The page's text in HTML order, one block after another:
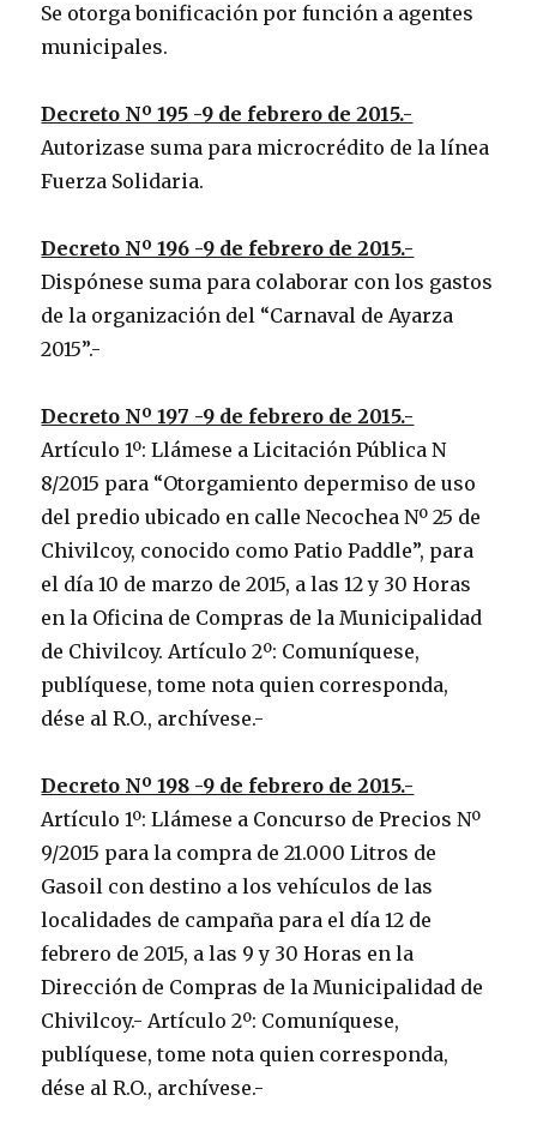
Se otorga bonificación por función a agentes
municipales.
Decreto Nº 195 -9 de febrero de 2015.-
Autorizase suma para microcrédito de la línea
Fuerza Solidaria.
Decreto Nº 196 -9 de febrero de 2015.-
Dispónese suma para colaborar con los gastos
de la organización del “Carnaval de Ayarza
2015”.-
Decreto Nº 197 -9 de febrero de 2015.-
Artículo 1º: Llámese a Licitación Pública N
8/2015 para “Otorgamiento depermiso de uso
del predio ubicado en calle Necochea Nº 25 de
Chivilcoy, conocido como Patio Paddle”, para
el día 10 de marzo de 2015, a las 12 y 30 Horas
en la Oficina de Compras de la Municipalidad
de Chivilcoy. Artículo 2º: Comuníquese,
publíquese, tome nota quien corresponda,
dése al R.O., archívese.-
Decreto Nº 198 -9 de febrero de 2015.-
Artículo 1º: Llámese a Concurso de Precios Nº
9/2015 para la compra de 21.000 Litros de
Gasoil con destino a los vehículos de las
localidades de campaña para el día 12 de
febrero de 2015, a las 9 y 30 Horas en la
Dirección de Compras de la Municipalidad de
Chivilcoy.- Artículo 2º: Comuníquese,
publíquese, tome nota quien corresponda,
dése al R.O., archívese.-